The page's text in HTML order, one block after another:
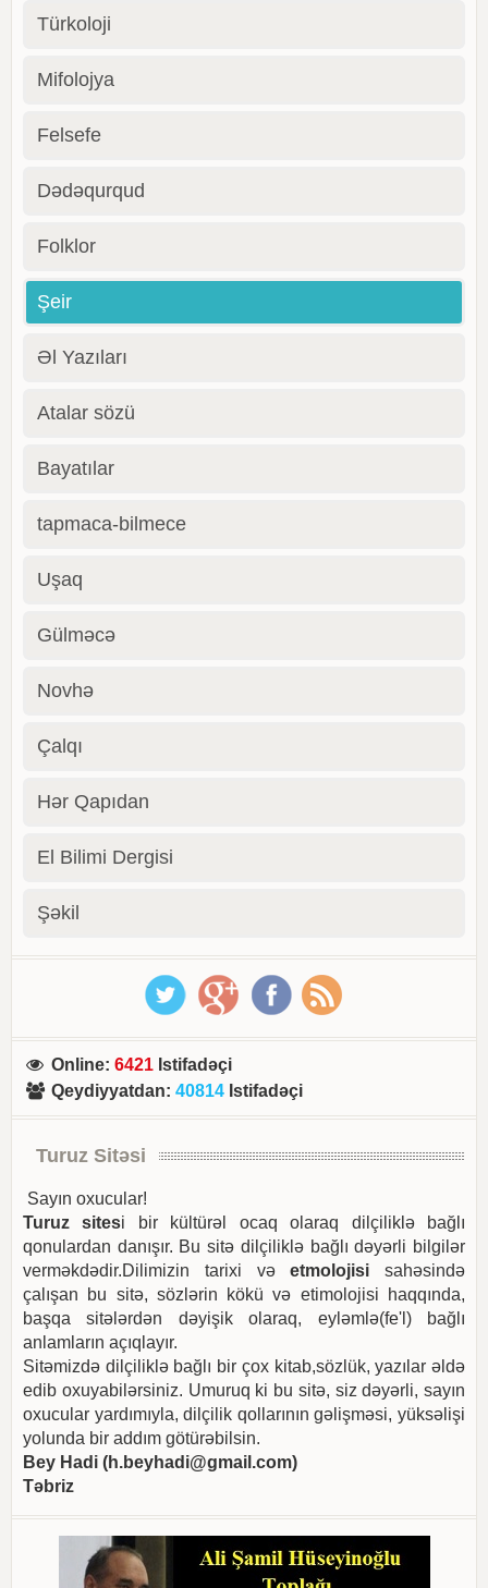
Türkoloji
Mifolojya
Felsefe
Dədəqurqud
Folklor
Şeir
Əl Yazıları
Atalar sözü
Bayatılar
tapmaca-bilmece
Uşaq
Gülməcə
Novhə
Çalqı
Hər Qapıdan
El Bilimi Dergisi
Şəkil
Online:6421 Istifadəçi
Qeydiyyatdan:40814 Istifadəçi
Turuz Sitəsi
Sayın oxucular!
Turuz sitesi bir kültürəl ocaq olaraq dilçiliklə bağlı
qonulardan danışır. Bu sitə dilçiliklə bağlı dəyərli bilgilər
verməkdədir.Dilimizin tarixi vəetmolojisi sahəsində
çalışan bu sitə, sözlərin kökü və etimolojisi haqqında,
başqa sitələrdən dəyişik olaraq, eyləmlə(fe'l) bağlı
anlamların açıqlayır.
Sitəmizdə dilçiliklə bağlı bir çox kitab,sözlük, yazılar əldə
edib oxuyabilərsiniz. Umuruq ki bu sitə, siz dəyərli, sayın
oxucular yardımıyla, dilçilik qollarının gəlişməsi, yüksəlişi
yolunda bir addım götürəbilsin.
Bey Hadi (h.beyhadi@gmail.com)
Təbriz